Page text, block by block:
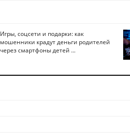
Игры, соцсети и подарки: как
мошенники крадут деньги родителей
через смартфоны детей ...